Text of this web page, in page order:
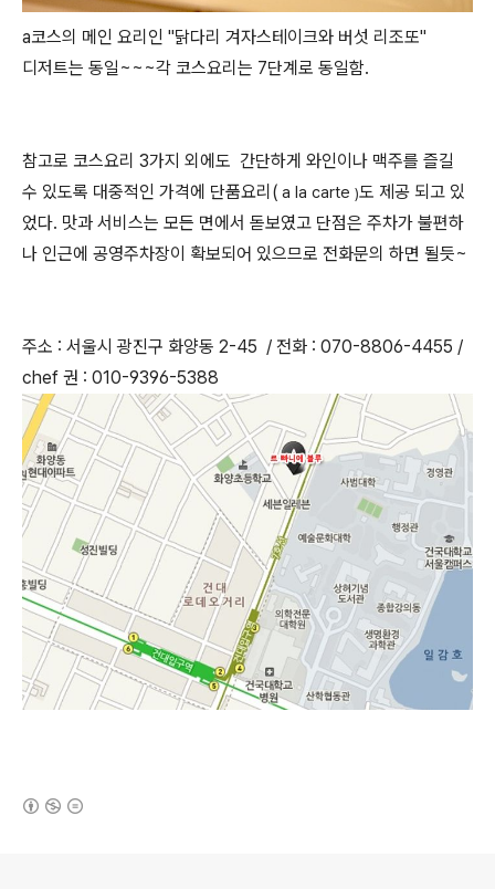
a코스의 메인 요리인 "닭다리 겨자스테이크와 버섯 리조또"
디저트는 동일~~~각 코스요리는 7단계로 동일함.
참고로 코스요리 3가지 외에도 간단하게 와인이나 맥주를 즐길
수 있도록 대중적인 가격에 단품요리( a la carte )도 제공 되고 있
었다. 맛과 서비스는 모든 면에서 돋보였고 단점은 주차가 불편하
나 인근에 공영주차장이 확보되어 있으므로 전화문의 하면 될듯~
주소 : 서울시 광진구 화양동 2-45 / 전화 : 070-8806-4455 /
chef 권 : 010-9396-5388